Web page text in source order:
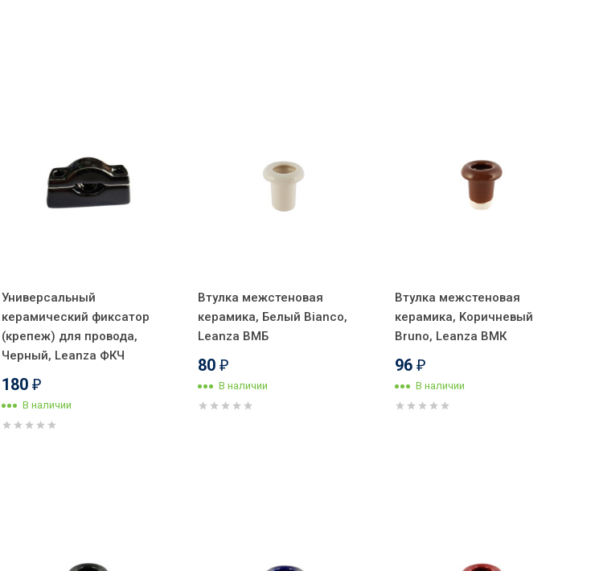
Универсальный
керамический фиксатор
(крепеж) для провода,
Черный, Leanza ФКЧ
180 ₽
В наличии
Втулка межстеновая
керамика, Белый Вianco,
Leanza ВМБ
80 ₽
В наличии
Втулка межстеновая
керамика, Kоричневый
Bruno, Leanza ВМК
96 ₽
В наличии